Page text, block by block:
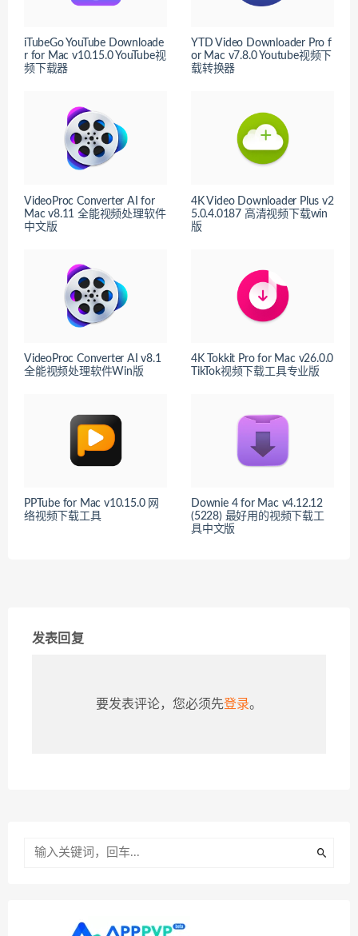
iTubeGo YouTube Downloade
r for Mac v10.15.0 YouTube视
频下载器
YTD Video Downloader Pro f
or Mac v7.8.0 Youtube视频下
载转换器
VideoProc Converter AI for
Mac v8.11 全能视频处理软件
中文版
4K Video Downloader Plus v2
5.0.4.0187 高清视频下载win
版
VideoProc Converter AI v8.1
全能视频处理软件Win版
4K Tokkit Pro for Mac v26.0.0
TikTok视频下载工具专业版
PPTube for Mac v10.15.0 网
络视频下载工具
Downie 4 for Mac v4.12.12
(5228) 最好用的视频下载工
具中文版
发表回复
要发表评论，您必须先登录。